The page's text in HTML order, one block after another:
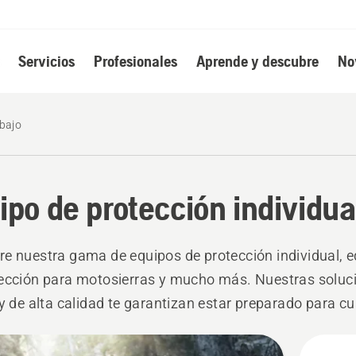
Servicios Profesionales Aprende y descubre
de protección
nuestra gama de equipos de protección individual,
para motosierras y mucho más. Nuestras
de alta calidad te garantizan estar preparado para